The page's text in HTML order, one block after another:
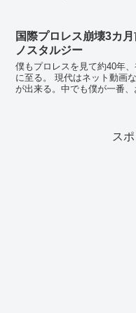
国際プロレス崩壊3カ
ノスタルジー
僕もプロレスを見て約40年
に至る。 現代はネット動画などで、数多くの過去の映像も見ること
が出来る。中でも僕が一番
ス